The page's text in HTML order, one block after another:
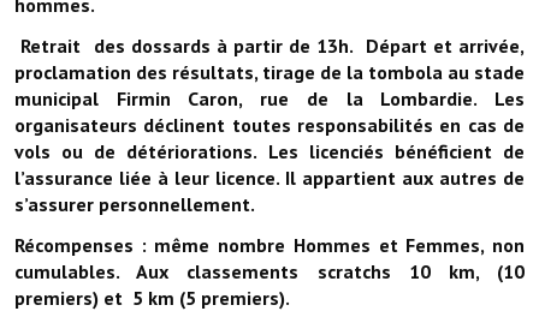
Retrait des dossards à partir de 13h. Départ et arrivée,
proclamation des résultats, tirage de la tombola au stade
municipal Firmin Caron, rue de la Lombardie. Les
organisateurs déclinent toutes responsabilités en cas de
vols ou de détériorations. Les licenciés bénéficient de
l’assurance liée à leur licence. Il appartient aux autres de
s’assurer personnellement.
Récompenses : même nombre Hommes et Femmes, non
cumulables. Aux classements scratchs 10 km, (10
premiers) et 5 km (5 premiers).